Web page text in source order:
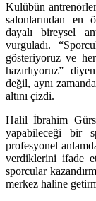
Kulübün
salonlarından en
dayalı bireysel
vurguladı.
gösteriyoruz ve
hazırlıyoruz”
değil, aynı
altını çizdi.
Halil İbrahim
yapabileceği bir
profesyonel
verdiklerini ifade
sporcular
merkez haline